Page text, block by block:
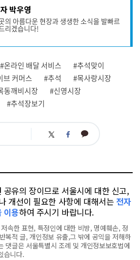
박우영
의 아름다운 현장과 생생한 소식을 발빠르
리겠습니다!
#온라인 배달 서비스
#추석맞이
브 커머스
#추석
#목사랑시장
동깨비시장
#신영시장
#추석장보기
트 페 카
공유의 장이므로 서울시에 대한 신고,
개선이 필요한 사항에 대해서는 전자
이용하여 주시기 바랍니다.
속한 표현, 특정인에 대한 비방, 명예훼손, 정
복적 글, 개인정보 유출,그 밖에 공익을 저해하
댓글은 서울특별시 조례 및 개인정보보호법에
습니다.